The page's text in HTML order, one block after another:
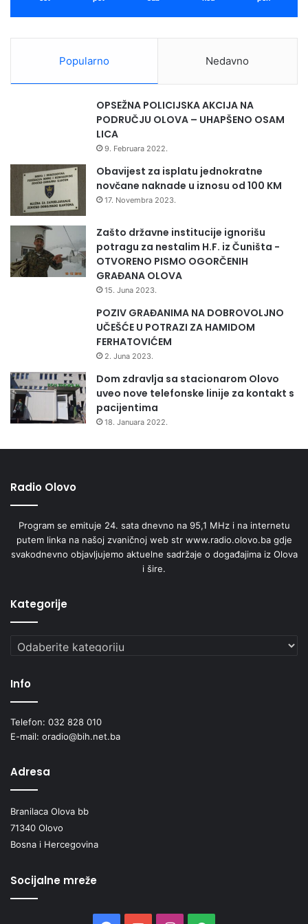
Popularno Nedavno
OPSEŽNA POLICIJSKA AKCIJA NA
PODRUČJU OLOVA – UHAPŠENO OSAM
LICA
9. Februara 2022.
Obavijest za isplatu jednokratne
novčane naknade u iznosu od 100 KM
17. Novembra 2023.
Zašto državne institucije ignorišu
potragu za nestalim H.F. iz Čuništa -
OTVORENO PISMO OGORČENIH
GRAĐANA OLOVA
15. Juna 2023.
POZIV GRAĐANIMA NA DOBROVOLJNO
UČEŠĆE U POTRAZI ZA HAMIDOM
FERHATOVIĆEM
2. Juna 2023.
Dom zdravlja sa stacionarom Olovo
uveo nove telefonske linije za kontakt s
pacijentima
18. Januara 2022.
Radio Olovo
Program se emituje 24. sata dnevno na 95,1 MHz i na internetu
putem linka na našoj zvaničnoj web str www.radio.olovo.ba gdje
svakodnevno objavljujemo aktuelne sadržaje o događajima iz Olova
i šire.
Kategorije
Kategorije
Info
Telefon: 032 828 010
E-mail: oradio@bih.net.ba
Adresa
Branilaca Olova bb
71340 Olovo
Bosna i Hercegovina
Socijalne mreže